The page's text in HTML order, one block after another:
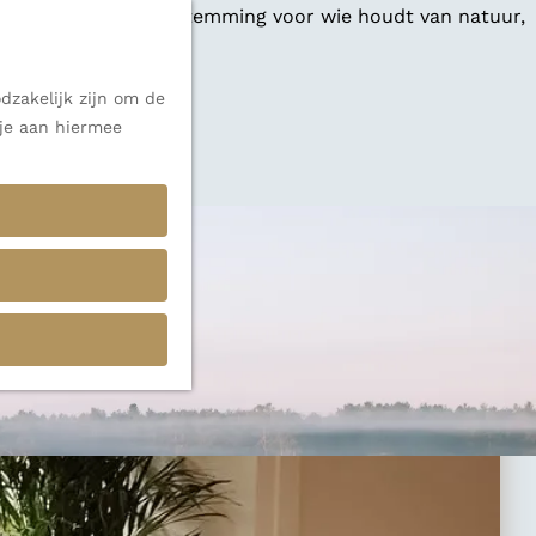
zijn om de
aan hiermee
veelzijdige bestemming voor wie houdt van natuur,